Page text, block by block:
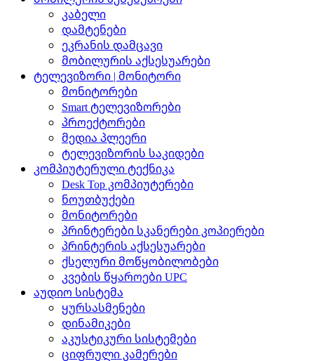
კაბელი
დამტენები
ეკრანის დამცავი
მობილურის აქსესუარები
ტელევიზორი | მონიტორი
მონიტორები
Smart ტელევიზორები
პროექტორები
მედია პლეერი
ტელევიზორის საკიდები
კომპიუტერული ტექნიკა
Desk Top კომპიუტერები
ნოუთბუქები
მონიტორები
პრინტერები სკანერები კოპიერები
პრინტერის აქსესუარები
ქსელური მოწყობილობები
კვების წყაროები UPC
აუდიო სისტემა
ყურსასმენები
დინამიკები
აკუსტიკური სისტემები
ციფრული კამერები